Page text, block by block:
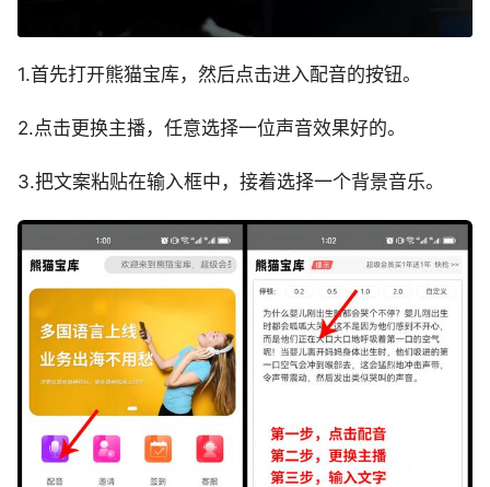
1.首先打开熊猫宝库，然后点击进入配音的按钮。
2.点击更换主播，任意选择一位声音效果好的。
3.把文案粘贴在输入框中，接着选择一个背景音乐。